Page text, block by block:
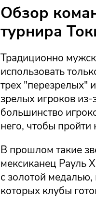
Обзор
турнира
Традиционно
использовать
трех "перезрелых"
зрелых игроков
большинство
него, чтобы
В прошлом такие
мексиканец Рауль
с золотой
которых клубы